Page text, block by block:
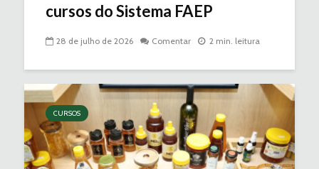
cursos do Sistema FAEP
28 de julho de 2026 Comentar 2 min. leitura
CURSOS